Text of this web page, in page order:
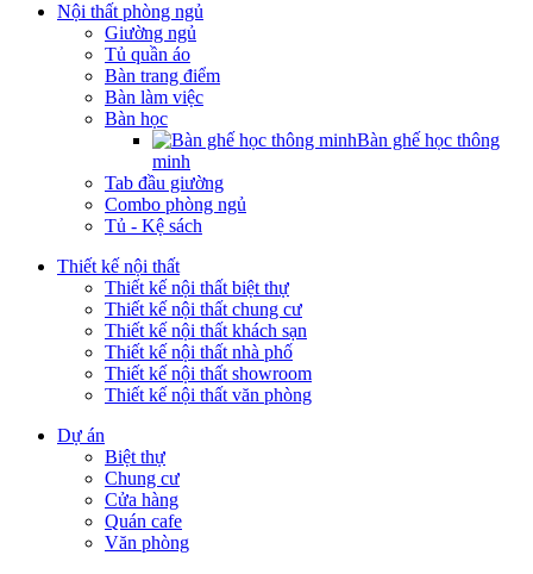
Nội thất phòng ngủ
Giường ngủ
Tủ quần áo
Bàn trang điểm
Bàn làm việc
Bàn học
Bàn ghế học thông
minh
Tab đầu giường
Combo phòng ngủ
Tủ - Kệ sách
Thiết kế nội thất
Thiết kế nội thất biệt thự
Thiết kế nội thất chung cư
Thiết kế nội thất khách sạn
Thiết kế nội thất nhà phố
Thiết kế nội thất showroom
Thiết kế nội thất văn phòng
Dự án
Biệt thự
Chung cư
Cửa hàng
Quán cafe
Văn phòng